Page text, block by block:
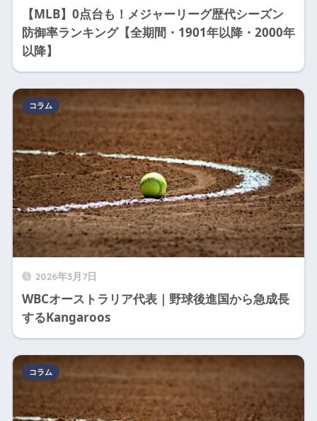
【MLB】0点台も！メジャーリーグ歴代シーズン
防御率ランキング【全期間・1901年以降・2000年
以降】
2026年3月7日
WBCオーストラリア代表｜野球後進国から急成長
するKangaroos
コラム
コラム